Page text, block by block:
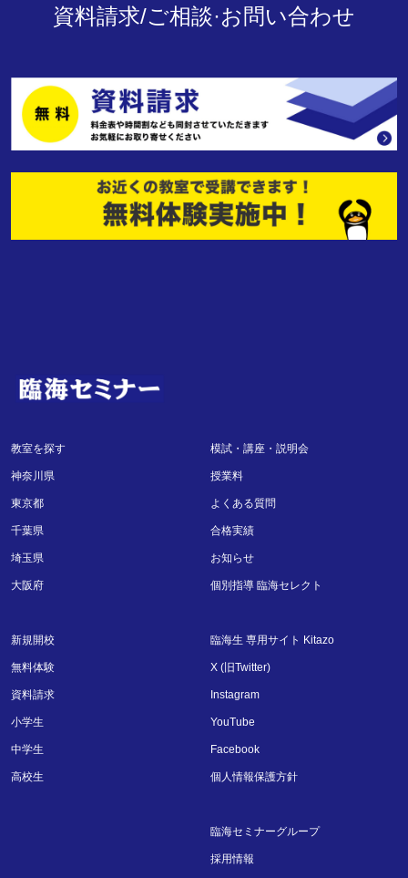
資料請求/ご相談·お問い合わせ
教室を探す
神奈川県
東京都
千葉県
埼玉県
大阪府
新規開校
無料体験
資料請求
小学生
中学生
高校生
模試・講座・説明会
授業料
よくある質問
合格実績
お知らせ
個別指導 臨海セレクト
臨海生 専用サイト Kitazo
X (旧Twitter)
Instagram
YouTube
Facebook
個人情報保護方針
臨海セミナーグループ
採用情報